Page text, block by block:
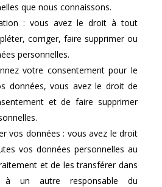
que nous connaissons.
: vous avez le droit à tout
corriger, faire supprimer ou
personnelles.
votre consentement pour le
données, vous avez le droit de
et de faire supprimer
vos données : vous avez le droit
vos données personnelles au
et de les transférer dans
à un autre responsable du